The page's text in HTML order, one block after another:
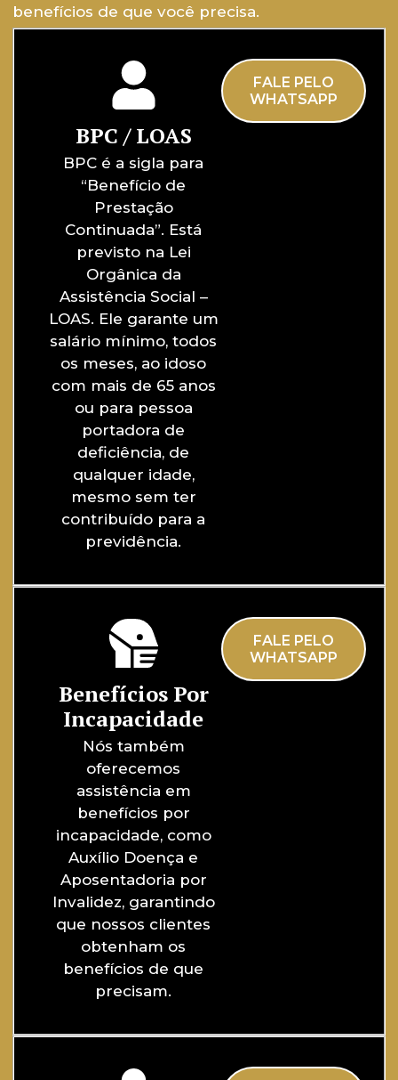
benefícios de que você precisa.
BPC / LOAS
BPC é a sigla para
“Benefício de
Prestação
Continuada”. Está
previsto na Lei
Orgânica da
Assistência Social –
LOAS. Ele garante um
salário mínimo, todos
os meses, ao idoso
com mais de 65 anos
ou para pessoa
portadora de
deficiência, de
qualquer idade,
mesmo sem ter
contribuído para a
previdência.
FALE PELO
WHATSAPP
Benefícios Por
Incapacidade
Nós também
oferecemos
assistência em
benefícios por
incapacidade, como
Auxílio Doença e
Aposentadoria por
Invalidez, garantindo
que nossos clientes
obtenham os
benefícios de que
precisam.
FALE PELO
WHATSAPP